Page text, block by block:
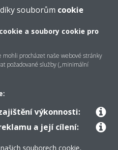
souborům cookie
a soubory cookie pro
mohli procházet naše webové stránky
požadované služby („minimální
výkonnosti:
a její cílení:
souborech cookie,